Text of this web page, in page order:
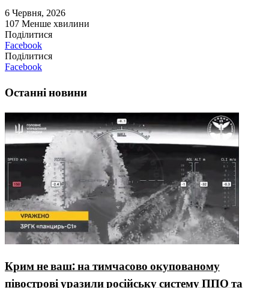
6 Червня, 2026
107 Менше хвилини
Поділитися
Facebook
Поділитися
Facebook
Останні новини
Крим не ваш: на тимчасово окупованому
півострові уразили російську систему ППО та